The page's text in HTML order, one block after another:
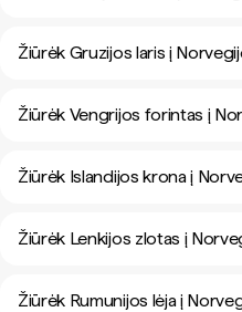
Žiūrėk Gruzijos laris į
Žiūrėk Vengrijos forintas į
Žiūrėk Islandijos krona į
Žiūrėk Lenkijos zlotas į
Žiūrėk Rumunijos lėja į